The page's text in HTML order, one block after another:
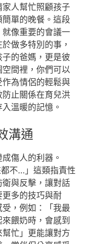
人幫忙照顧孩子
單的晚餐。這段
像重要的會議一
做多特別的事，
的爸媽，更是彼
間裡，你們可以
為情侶的輕鬆與
止關係在育兒洪
溫暖的記憶。
溝通
傷人的利器。
不…」這類指責性
與反擊，讓對話
多的技巧與耐
，例如：「我最
餵奶時，會感到
忙」更能讓對方